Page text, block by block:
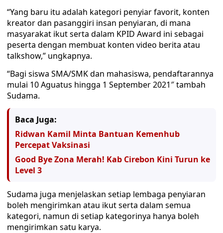
“Yang baru itu adalah kategori penyiar favorit, konten
kreator dan pasanggiri insan penyiaran, di mana
masyarakat ikut serta dalam KPID Award ini sebagai
peserta dengan membuat konten video berita atau
talkshow,” ungkapnya.
“Bagi siswa SMA/SMK dan mahasiswa, pendaftarannya
mulai 10 Aguatus hingga 1 September 2021″ tambah
Sudama.
Baca Juga:
Ridwan Kamil Minta Bantuan Kemenhub
Percepat Vaksinasi
Good Bye Zona Merah! Kab Cirebon Kini Turun ke
Level 3
Sudama juga menjelaskan setiap lembaga penyiaran
boleh mengirimkan atau ikut serta dalam semua
kategori, namun di setiap kategorinya hanya boleh
mengirimkan satu karya.